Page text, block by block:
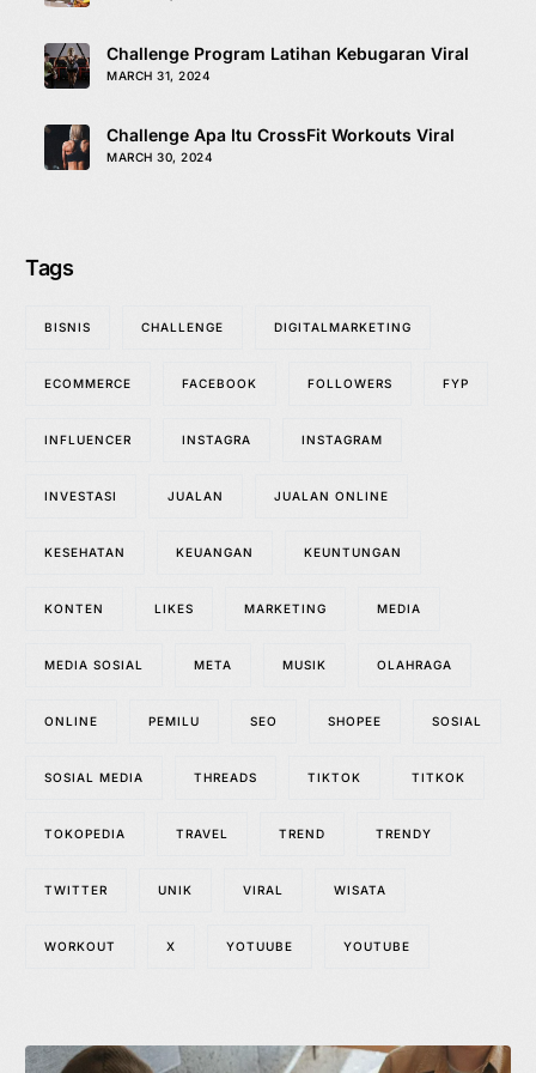
Challenge Program Latihan Kebugaran Viral
MARCH 31, 2024
Challenge Apa Itu CrossFit Workouts Viral
MARCH 30, 2024
Tags
BISNIS CHALLENGE DIGITALMARKETING
ECOMMERCE FACEBOOK FOLLOWERS FYP
INFLUENCER INSTAGRA INSTAGRAM
INVESTASI JUALAN JUALAN ONLINE
KESEHATAN KEUANGAN KEUNTUNGAN
KONTEN LIKES MARKETING MEDIA
MEDIA SOSIAL META MUSIK OLAHRAGA
ONLINE PEMILU SEO SHOPEE SOSIAL
SOSIAL MEDIA THREADS TIKTOK TITKOK
TOKOPEDIA TRAVEL TREND TRENDY
TWITTER UNIK VIRAL WISATA
WORKOUT X YOTUUBE YOUTUBE